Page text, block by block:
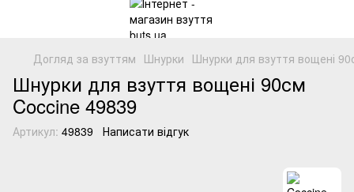
Догляд за взуттям Шнурки Шнурки для взуття вощені
Шнурки для взуття вощені 90см
Coccine 49839
Артикул: 49839 Написати відгук